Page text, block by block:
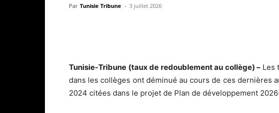
Par Tunisie Tribune - 3 juillet 2026
Tunisie-Tribune (taux de redoublement au collège) – Les
dans les collèges ont déminué au cours de ces dernières
2024 citées dans le projet de Plan de développement